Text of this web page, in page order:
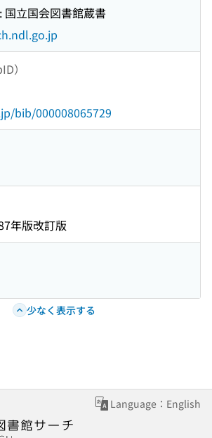
国立国会図書館蔵書
）
bib/000008065729
年版改訂版
少なく表示する
Language：English